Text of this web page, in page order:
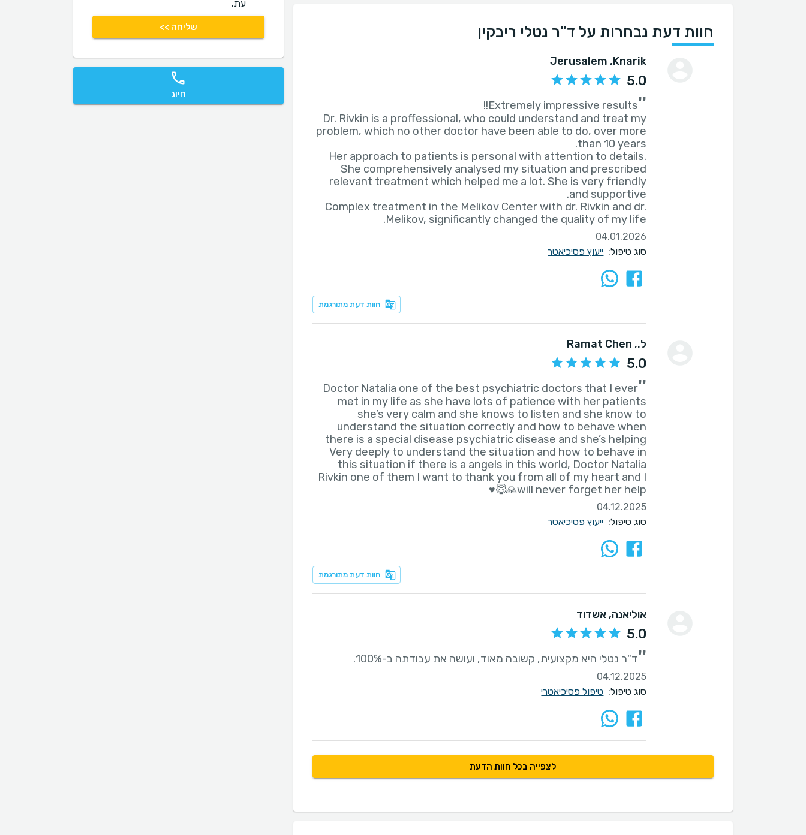
חוות דעת נבחרות על ד"ר נטלי ריבקין
Knarik
, Jerusalem
5.0
''
Dr. Rivkin is a proffessional, who could understand and treat my
problem, which no other doctor have been able to do, over more
Her approach to patients is personal with attention to details.
She comprehensively analysed my situation and prescribed
relevant treatment which helped me a lot. She is very friendly
Complex treatment in the Melikov Center with dr. Rivkin and dr.
Melikov, significantly changed the quality of my life.
04.01.2026
סוג טיפול: ייעוץ פסיכיאטר
חוות דעת מתורגמת
ל., Ramat Chen
5.0
''
Doctor Natalia one of the best psychiatric doctors that I ever
met in my life as she have lots of patience with her patients
she’s very calm and she knows to listen and she know to
understand the situation correctly and how to behave when
there is a special disease psychiatric disease and she’s helping
Very deeply to understand the situation and how to behave in
this situation if there is a angels in this world, Doctor Natalia
Rivkin one of them I want to thank you from all of my heart and I
will never forget her help🙏😇♥️
04.12.2025
סוג טיפול: ייעוץ פסיכיאטר
חוות דעת מתורגמת
אוליאנה, אשדוד
5.0
''ד"ר נטלי היא מקצועית, קשובה מאוד, ועושה את עבודתה ב-100%.
04.12.2025
סוג טיפול: טיפול פסיכיאטרי
לצפייה בכל חוות הדעת
עת.
שליחה >>
חיוג